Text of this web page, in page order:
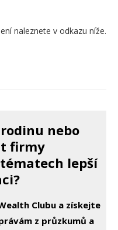
naleznete v odkazu níže.
nebo
firmy
lepší
Clubu a získejte
z průzkumů a